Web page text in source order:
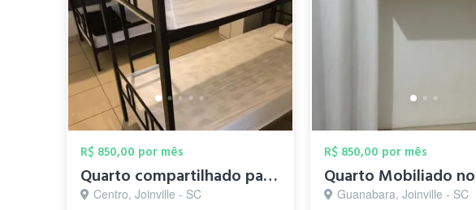
R$ 850,00 por mês
Quarto compartilhado para Masculino no C...
Centro, Joinville - SC
R$ 850,00 por mês
Guanabara, Joinville - SC